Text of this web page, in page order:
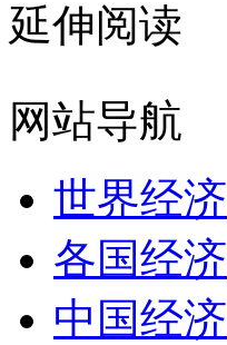
延伸阅读
网站导航
世界经济
各国经济
中国经济